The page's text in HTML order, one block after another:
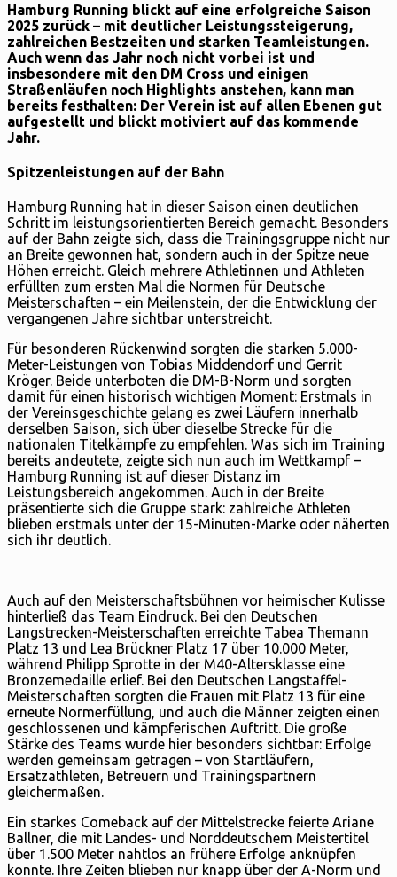
Hamburg Running blickt auf eine erfolgreiche Saison
2025 zurück – mit deutlicher Leistungssteigerung,
zahlreichen Bestzeiten und starken Teamleistungen.
Auch wenn das Jahr noch nicht vorbei ist und
insbesondere mit den DM Cross und einigen
Straßenläufen noch Highlights anstehen, kann man
bereits festhalten: Der Verein ist auf allen Ebenen gut
aufgestellt und blickt motiviert auf das kommende
Jahr.
Spitzenleistungen auf der Bahn
Hamburg Running hat in dieser Saison einen deutlichen
Schritt im leistungsorientierten Bereich gemacht. Besonders
auf der Bahn zeigte sich, dass die Trainingsgruppe nicht nur
an Breite gewonnen hat, sondern auch in der Spitze neue
Höhen erreicht. Gleich mehrere Athletinnen und Athleten
erfüllten zum ersten Mal die Normen für Deutsche
Meisterschaften – ein Meilenstein, der die Entwicklung der
vergangenen Jahre sichtbar unterstreicht.
Für besonderen Rückenwind sorgten die starken 5.000-
Meter-Leistungen von Tobias Middendorf und Gerrit
Kröger. Beide unterboten die DM-B-Norm und sorgten
damit für einen historisch wichtigen Moment: Erstmals in
der Vereinsgeschichte gelang es zwei Läufern innerhalb
derselben Saison, sich über dieselbe Strecke für die
nationalen Titelkämpfe zu empfehlen. Was sich im Training
bereits andeutete, zeigte sich nun auch im Wettkampf –
Hamburg Running ist auf dieser Distanz im
Leistungsbereich angekommen. Auch in der Breite
präsentierte sich die Gruppe stark: zahlreiche Athleten
blieben erstmals unter der 15-Minuten-Marke oder näherten
sich ihr deutlich.
Auch auf den Meisterschaftsbühnen vor heimischer Kulisse
hinterließ das Team Eindruck. Bei den Deutschen
Langstrecken-Meisterschaften erreichte Tabea Themann
Platz 13 und Lea Brückner Platz 17 über 10.000 Meter,
während Philipp Sprotte in der M40-Altersklasse eine
Bronzemedaille erlief. Bei den Deutschen Langstaffel-
Meisterschaften sorgten die Frauen mit Platz 13 für eine
erneute Normerfüllung, und auch die Männer zeigten einen
geschlossenen und kämpferischen Auftritt. Die große
Stärke des Teams wurde hier besonders sichtbar: Erfolge
werden gemeinsam getragen – von Startläufern,
Ersatzathleten, Betreuern und Trainingspartnern
gleichermaßen.
Ein starkes Comeback auf der Mittelstrecke feierte Ariane
Ballner, die mit Landes- und Norddeutschem Meistertitel
über 1.500 Meter nahtlos an frühere Erfolge anknüpfen
konnte. Ihre Zeiten blieben nur knapp über der A-Norm und